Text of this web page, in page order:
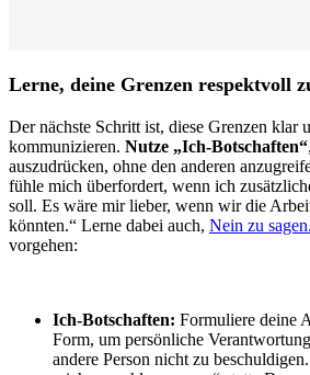
Lerne, deine Grenzen respektvoll
Der nächste Schritt ist, diese Grenzen klar
kommunizieren. Nutze „Ich-Botschaften“
auszudrücken, ohne den anderen
fühle mich überfordert, wenn ich
soll. Es wäre mir lieber, wenn wir die
könnten.“ Lerne dabei auch, Nein zu sagen.
vorgehen:
Ich-Botschaften: Formuliere deine
Form, um persönliche
andere Person nicht zu